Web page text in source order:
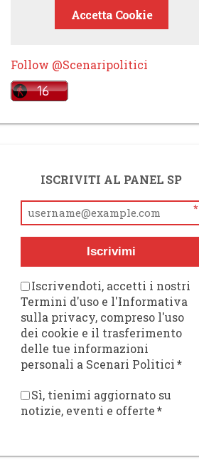
Accetta Cookie
Follow @Scenaripolitici
ISCRIVITI AL PANEL SP
*
Iscrivimi
Iscrivendoti, accetti i nostri
Termini d'uso e l'Informativa
sulla privacy, compreso l'uso
dei cookie e il trasferimento
delle tue informazioni
personali a Scenari Politici*
Sì, tienimi aggiornato su
notizie, eventi e offerte*